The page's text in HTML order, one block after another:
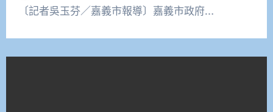
〔記者吳玉芬／嘉義市報導〕嘉義市政府…